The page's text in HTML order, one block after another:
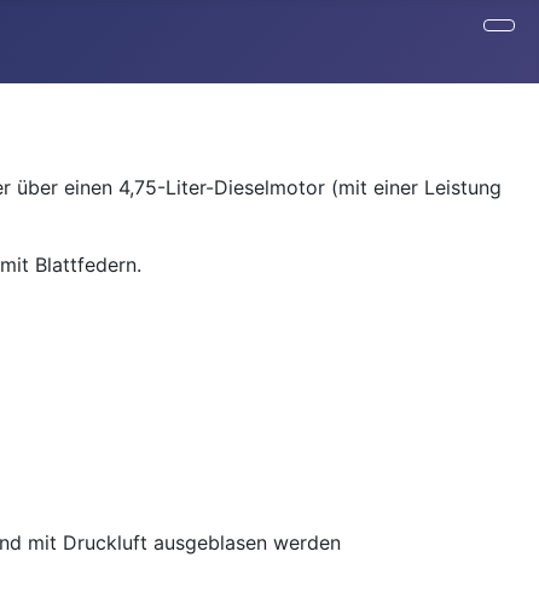
über einen 4,75-Liter-Dieselmotor (mit einer Leistung
Blattfedern.
mit Druckluft ausgeblasen werden